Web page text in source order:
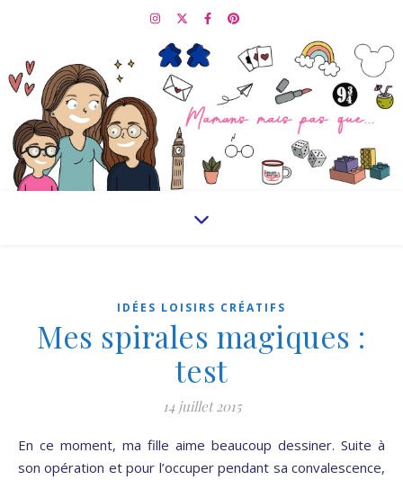
IDÉES LOISIRS CRÉATIFS
Mes spirales magiques :
test
14 juillet 2015
En ce moment, ma fille aime beaucoup dessiner. Suite à
son opération et pour l’occuper pendant sa convalescence,